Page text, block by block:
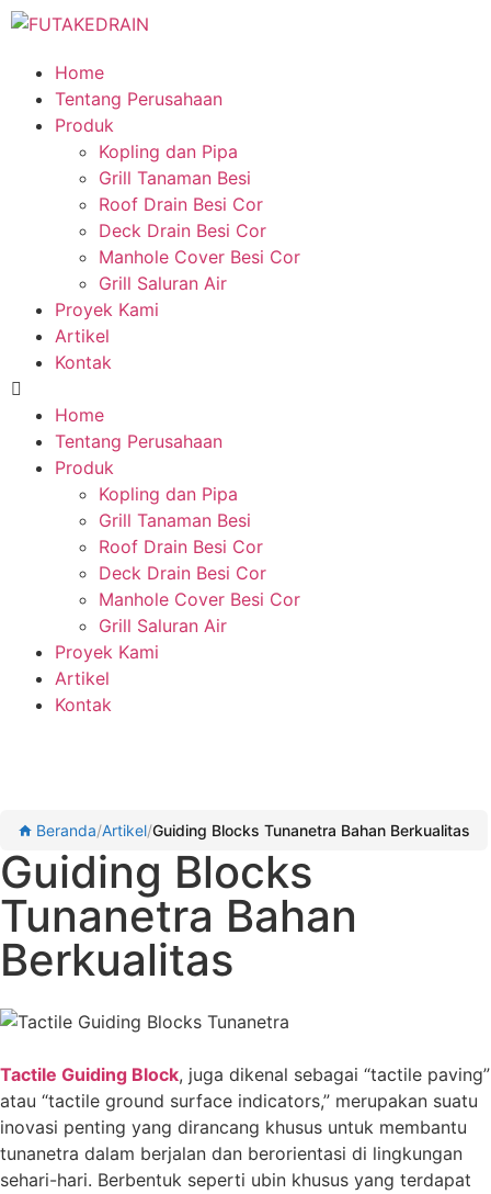
Home
Tentang Perusahaan
Produk
Kopling dan Pipa
Grill Tanaman Besi
Roof Drain Besi Cor
Deck Drain Besi Cor
Manhole Cover Besi Cor
Grill Saluran Air
Proyek Kami
Artikel
Kontak
Home
Tentang Perusahaan
Produk
Kopling dan Pipa
Grill Tanaman Besi
Roof Drain Besi Cor
Deck Drain Besi Cor
Manhole Cover Besi Cor
Grill Saluran Air
Proyek Kami
Artikel
Kontak
Beranda/Artikel/Guiding Blocks Tunanetra Bahan Berkualitas
Guiding Blocks
Tunanetra Bahan
Berkualitas
Tactile Guiding Block, juga dikenal sebagai “tactile paving”
atau “tactile ground surface indicators,” merupakan suatu
inovasi penting yang dirancang khusus untuk membantu
tunanetra dalam berjalan dan berorientasi di lingkungan
sehari-hari. Berbentuk seperti ubin khusus yang terdapat